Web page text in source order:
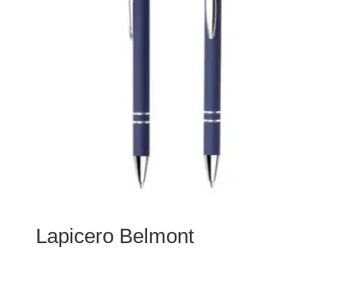
Lapicero Belmont